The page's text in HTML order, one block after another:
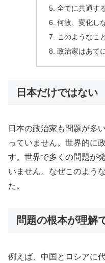
全てに共通す
何故、変化し
このようなこ
政治家はあて
日本だけではない
日本の政治家も問題が多
っていません。世界的に
す。世界で多くの問題が
いません。なぜこのよう
た。
問題の根本が理解
例えば、中国とロシアに